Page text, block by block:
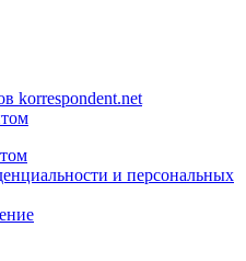
korrespondent.net
и персональных